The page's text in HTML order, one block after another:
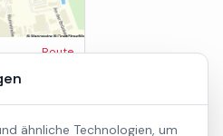
ähnliche Technologien, um
Route